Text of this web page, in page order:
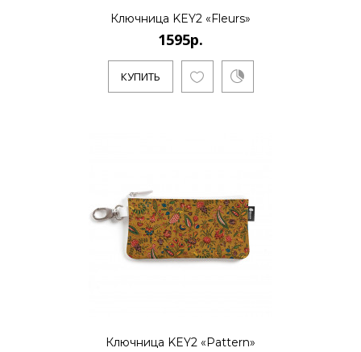
..
Ключница KEY2 «Fleurs»
1595р.
КУПИТЬ
Ключница KEY2 «Pattern»